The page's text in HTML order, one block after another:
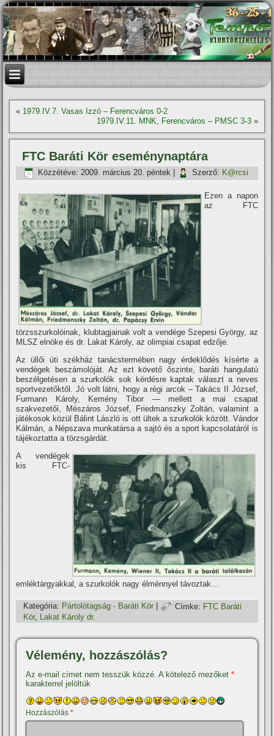
« 1979.IV.7. Vasas Izzó – Ferencváros 0-2
1979.IV.11. MNK, Ferencváros – PMSC 3-3»
FTC Baráti Kör eseménynaptára
Közzétéve: 2009. március 20. péntek Szerző: K@rcsi
Ezen a napon
az FTC
törzsszurkolóinak, klubtagjainak volt a vendége Szepesi György, az
MLSZ elnöke és dr. Lakat Károly, az olimpiai csapat edzője.
Az üllői úti székház tanácstermében nagy érdeklődés kí­sérte a
vendégek beszámolóját. Az ezt követő őszinte, baráti hangulatú
beszélgetésen a szurkolók sok kérdésre kaptak választ a neves
sportvezetőktől. Jó volt látni, hogy a régi arcok – Takács II József,
Furmann Károly, Kemény Tibor — mellett a mai csapat
szakvezetői, Mészáros József, Friedmanszky Zoltán, valamint a
játékosok közül Bálint László is ott ültek a szurkolók között. Vándor
Kálmán, a Népszava munkatársa a sajtó és a sport kapcsolatáról is
tájékoztatta a törzsgárdát.
A vendégek
kis FTC-
emléktárgyakkal, a szurkolók nagy élménnyel távoztak…
Kategória: Pártolótagság - Baráti Kör | Címke: FTC Baráti
Kör, Lakat Károly dr.
Vélemény, hozzászólás?
Az e-mail címet nem tesszük közzé. A kötelező mezőket*
karakterrel jelöltük
Hozzászólás*